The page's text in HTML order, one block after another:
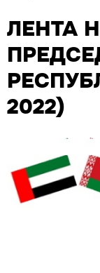
ЛЕНТА
2022)